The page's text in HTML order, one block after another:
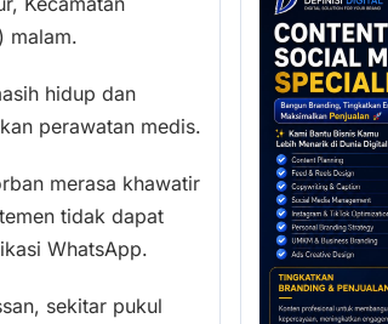
malam.
hidup dan
perawatan medis.
merasa khawatir
tidak dapat
WhatsApp.
sekitar pukul